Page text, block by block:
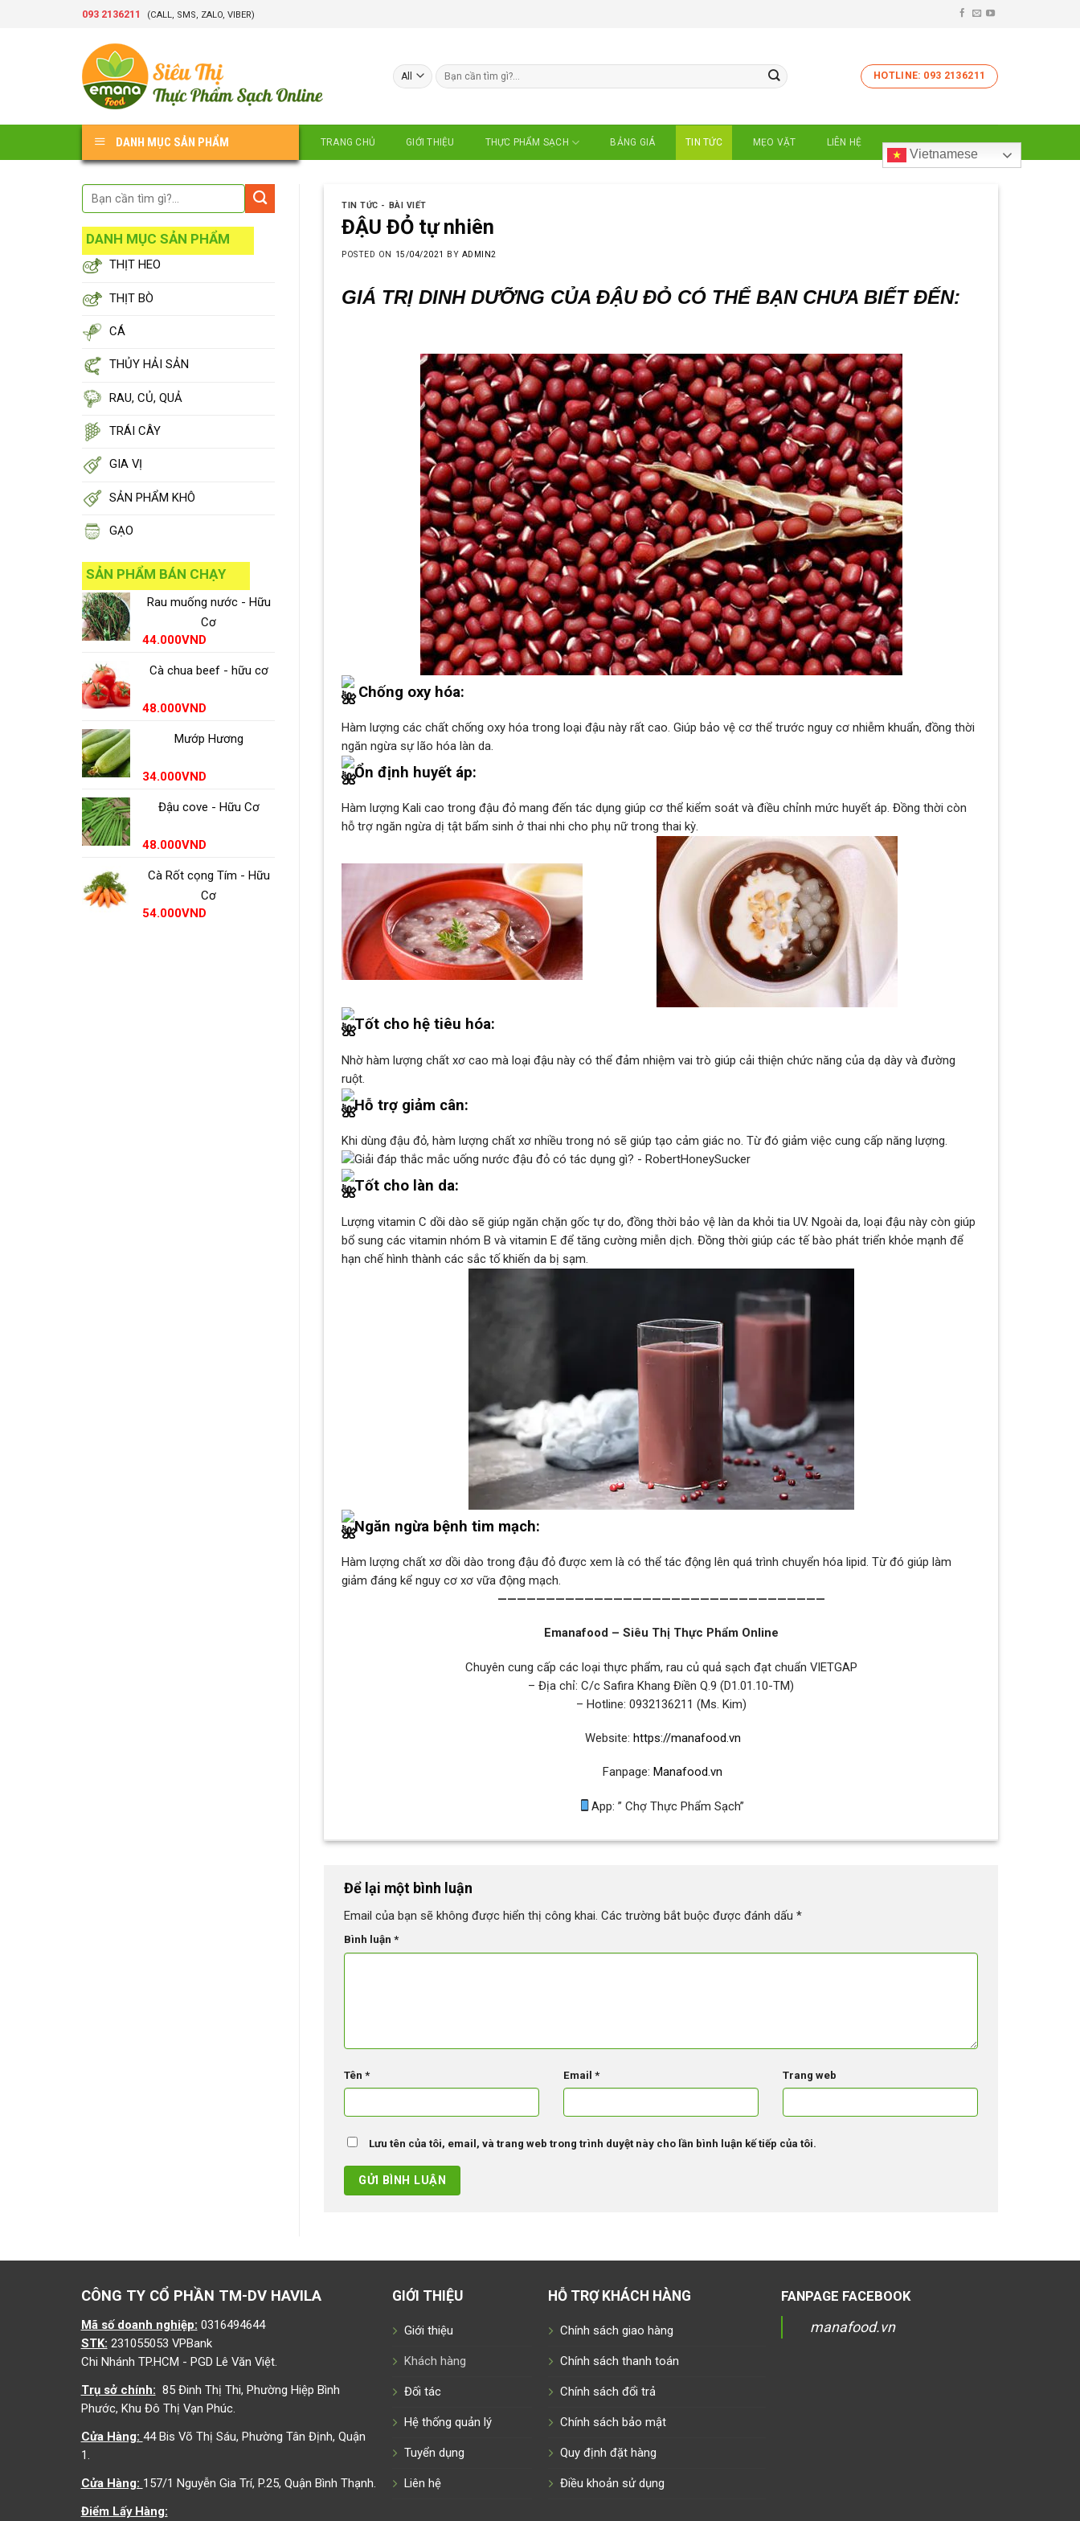
093 2136211 (CALL, SMS, ZALO, VIBER)
Search
for:
HOTLINE: 093 2136211
DANH MỤC SẢN PHẨM TRANG CHỦ GIỚI THIỆU THỰC PHẨM SẠCH BẢNG GIÁ TIN TỨC MẸO VẶT LIÊN HỆ
Vietnamese
DANH MỤC SẢN PHẨM
THỊT HEO
THỊT BÒ
CÁ
THỦY HẢI SẢN
RAU, CỦ, QUẢ
TRÁI CÂY
GIA VỊ
SẢN PHẨM KHÔ
GẠO
SẢN PHẨM BÁN CHẠY
Rau muống nước - Hữu
Cơ
44.000VND
Cà chua beef - hữu cơ
48.000VND
Mướp Hương
34.000VND
Đậu cove - Hữu Cơ
48.000VND
Cà Rốt cọng Tím - Hữu
Cơ
54.000VND
TIN TỨC - BÀI VIẾT
ĐẬU ĐỎ tự nhiên
POSTED ON 15/04/2021 BY ADMIN2
GIÁ TRỊ DINH DƯỠNG CỦA ĐẬU ĐỎ CÓ THỂ BẠN CHƯA BIẾT ĐẾN:
Chống oxy hóa:
Hàm lượng các chất chống oxy hóa trong loại đậu này rất cao. Giúp bảo vệ cơ thể trước nguy cơ nhiễm khuẩn, đồng thời
ngăn ngừa sự lão hóa làn da.
Ổn định huyết áp:
Hàm lượng Kali cao trong đậu đỏ mang đến tác dụng giúp cơ thể kiểm soát và điều chỉnh mức huyết áp. Đồng thời còn
hỗ trợ ngăn ngừa dị tật bẩm sinh ở thai nhi cho phụ nữ trong thai kỳ.
Tốt cho hệ tiêu hóa:
Nhờ hàm lượng chất xơ cao mà loại đậu này có thể đảm nhiệm vai trò giúp cải thiện chức năng của dạ dày và đường
ruột.
Hỗ trợ giảm cân:
Khi dùng đậu đỏ, hàm lượng chất xơ nhiều trong nó sẽ giúp tạo cảm giác no. Từ đó giảm việc cung cấp năng lượng.
Tốt cho làn da:
Lượng vitamin C dồi dào sẽ giúp ngăn chặn gốc tự do, đồng thời bảo vệ làn da khỏi tia UV. Ngoài da, loại đậu này còn giúp
bổ sung các vitamin nhóm B và vitamin E để tăng cường miễn dịch. Đồng thời giúp các tế bào phát triển khỏe mạnh để
hạn chế hình thành các sắc tố khiến da bị sạm.
Ngăn ngừa bệnh tim mạch:
Hàm lượng chất xơ dồi dào trong đậu đỏ được xem là có thể tác động lên quá trình chuyển hóa lipid. Từ đó giúp làm
giảm đáng kể nguy cơ xơ vữa động mạch.
——————————————————————————————————
Emanafood – Siêu Thị Thực Phẩm Online
Chuyên cung cấp các loại thực phẩm, rau củ quả sạch đạt chuẩn VIETGAP
– Địa chỉ: C/c Safira Khang Điền Q.9 (D1.01.10-TM)
– Hotline: 0932136211 (Ms. Kim)
Website: https://manafood.vn
Fanpage: Manafood.vn
App: ” Chợ Thực Phẩm Sạch”
Để lại một bình luận
Email của bạn sẽ không được hiển thị công khai. Các trường bắt buộc được đánh dấu *
Bình luận *
Tên * Email * Trang web
Lưu tên của tôi, email, và trang web trong trình duyệt này cho lần bình luận kế tiếp của tôi.
CÔNG TY CỔ PHẦN TM-DV HAVILA
Mã số doanh nghiệp: 0316494644
STK: 231055053 VPBank
Chi Nhánh TP.HCM - PGD Lê Văn Việt.
Trụ sở chính: 85 Đinh Thị Thi, Phường Hiệp Bình
Phước, Khu Đô Thị Vạn Phúc.
Cửa Hàng: 44 Bis Võ Thị Sáu, Phường Tân Định, Quận
1.
Cửa Hàng: 157/1 Nguyễn Gia Trí, P.25, Quận Bình Thạnh.
Điểm Lấy Hàng:
GIỚI THIỆU
Giới thiệu
Khách hàng
Đối tác
Hệ thống quản lý
Tuyển dụng
Liên hệ
HỖ TRỢ KHÁCH HÀNG
Chính sách giao hàng
Chính sách thanh toán
Chính sách đổi trả
Chính sách bảo mật
Quy định đặt hàng
Điều khoản sử dụng
FANPAGE FACEBOOK
manafood.vn